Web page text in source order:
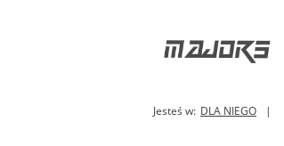
Jesteś w: DLA NIEGO